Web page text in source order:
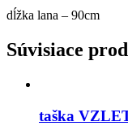
dĺžka lana – 90cm
Súvisiace
taška